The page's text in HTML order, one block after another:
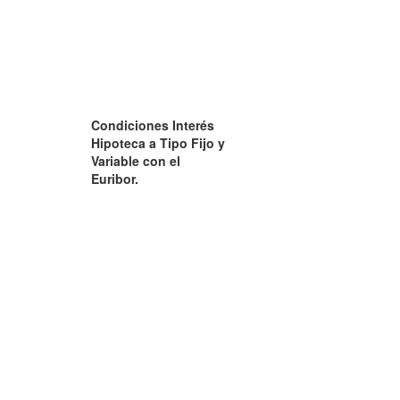
Condiciones Interés
Hipoteca a Tipo Fijo y
Variable con el
Euribor.